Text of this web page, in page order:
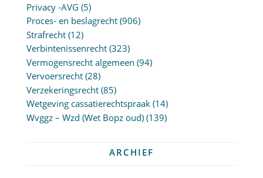
Privacy -AVG (5)
Proces- en beslagrecht(906)
Strafrecht(12)
Verbintenissenrecht(323)
Vermogensrecht algemeen (94)
Vervoersrecht(28)
Verzekeringsrecht(85)
Wetgeving cassatierechtspraak(14)
Wvggz – Wzd (Wet Bopz oud)(139)
ARCHIEF